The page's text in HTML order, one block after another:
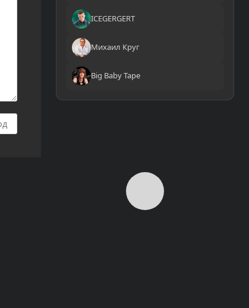
ICEGERGERT
Михаил Круг
Big Baby Tape